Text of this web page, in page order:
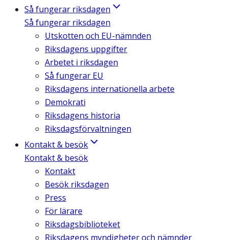
Så fungerar riksdagen
Så fungerar riksdagen
Utskotten och EU-nämnden
Riksdagens uppgifter
Arbetet i riksdagen
Så fungerar EU
Riksdagens internationella arbete
Demokrati
Riksdagens historia
Riksdagsförvaltningen
Kontakt & besök
Kontakt & besök
Kontakt
Besök riksdagen
Press
För lärare
Riksdagsbiblioteket
Riksdagens myndigheter och nämnder